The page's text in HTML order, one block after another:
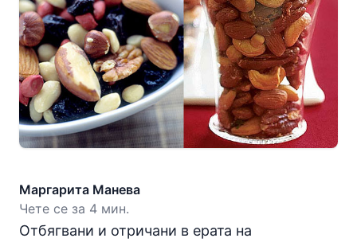
Маргарита Манева
Чете се за 4 мин.
Отбягвани и отричани в ерата на